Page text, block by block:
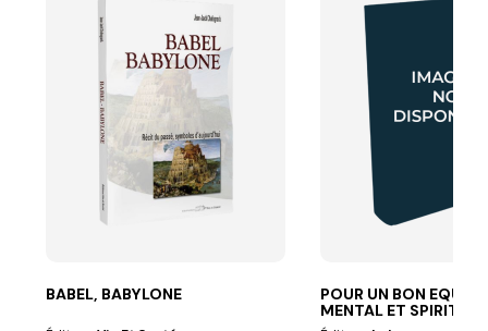
BABEL, BABYLONE
POUR UN BON
MENTAL ET SPIRITUE